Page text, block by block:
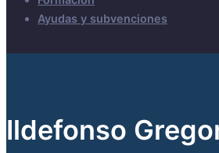
Ayudas y subvenciones
Ildefonso